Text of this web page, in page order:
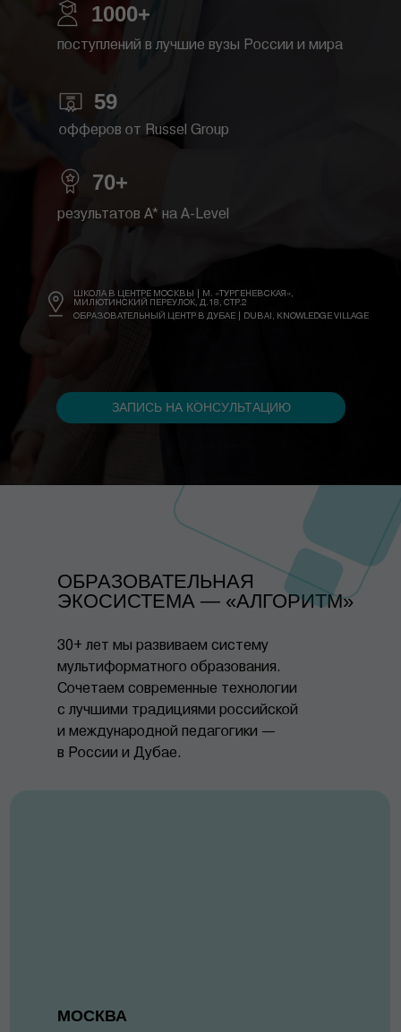
ЗАПИСЬ НА КОНСУЛЬТАЦИЮ
поступлений в лучшие вузы России и мира
офферов от Russel Group
результатов A* на A-Level
ШКОЛА В ЦЕНТРЕ МОСКВЫ | М. «ТУРГЕНЕВСКАЯ»,
МИЛЮТИНСКИЙ ПЕРЕУЛОК, Д.18, СТР.2
ОБРАЗОВАТЕЛЬНЫЙ ЦЕНТР В ДУБАЕ | DUBAI, KNOWLEDGE VILLAGE
1000+
59
70+
ОБРАЗОВАТЕЛЬНАЯ
ЭКОСИСТЕМА — «АЛГОРИТМ»
30+ лет мы развиваем систему
мультиформатного образования.
Сочетаем современные технологии
с лучшими традициями российской
и международной педагогики —
в России и Дубае.
МОСКВА